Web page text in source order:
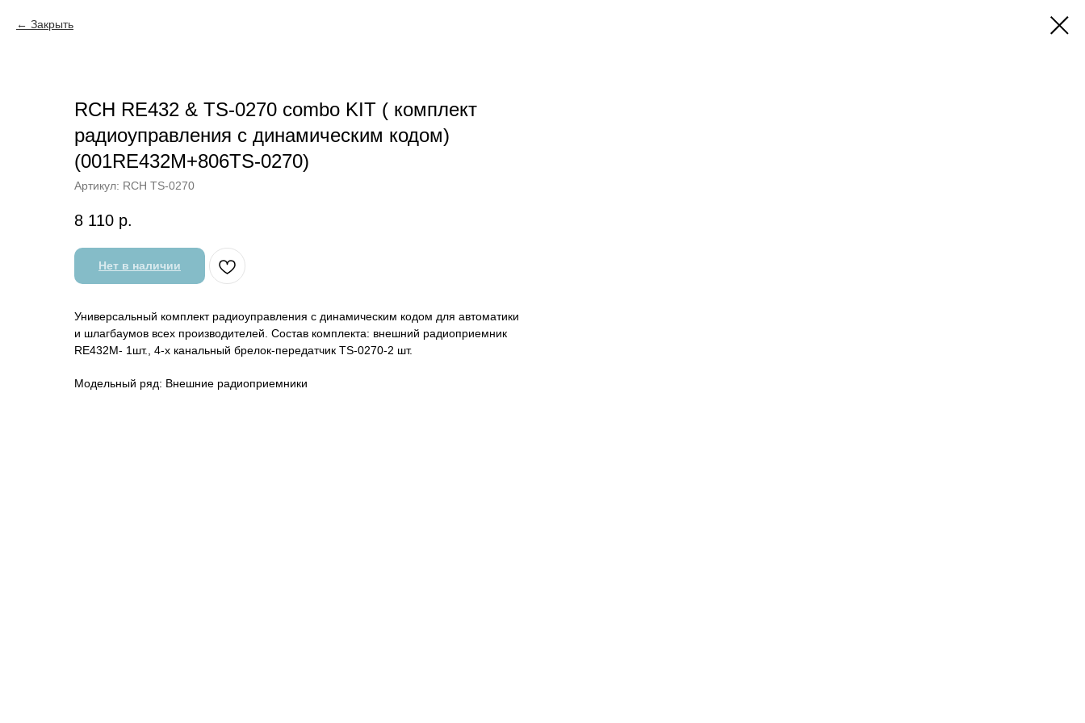
Закрыть
RCH RE432 & TS-0270 combo KIT ( комплект
радиоуправления с динамическим кодом)
(001RE432M+806TS-0270)
Артикул: RCH TS-0270
8 110 р.
Нет в наличии
Универсальный комплект радиоуправления с динамическим кодом для автоматики
и шлагбаумов всех производителей. Состав комплекта: внешний радиоприемник
RE432M- 1шт., 4-х канальный брелок-передатчик TS-0270-2 шт.
Модельный ряд: Внешние радиоприемники